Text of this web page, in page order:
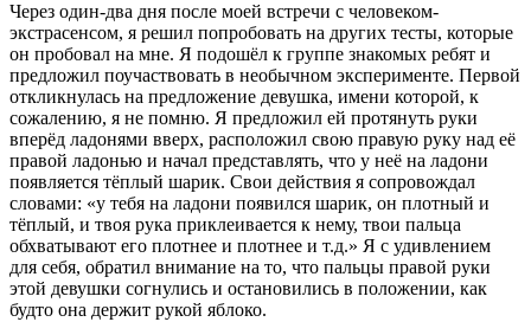
Через один-два дня после моей встречи с человеком-
экстрасенсом, я решил попробовать на других тесты, которые
он пробовал на мне. Я подошёл к группе знакомых ребят и
предложил поучаствовать в необычном эксперименте. Первой
откликнулась на предложение девушка, имени которой, к
сожалению, я не помню. Я предложил ей протянуть руки
вперёд ладонями вверх, расположил свою правую руку над её
правой ладонью и начал представлять, что у неё на ладони
появляется тёплый шарик. Свои действия я сопровождал
словами: «у тебя на ладони появился шарик, он плотный и
тёплый, и твоя рука приклеивается к нему, твои пальца
обхватывают его плотнее и плотнее и т.д.» Я с удивлением
для себя, обратил внимание на то, что пальцы правой руки
этой девушки согнулись и остановились в положении, как
будто она держит рукой яблоко.